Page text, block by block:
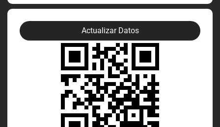
Actualizar Datos